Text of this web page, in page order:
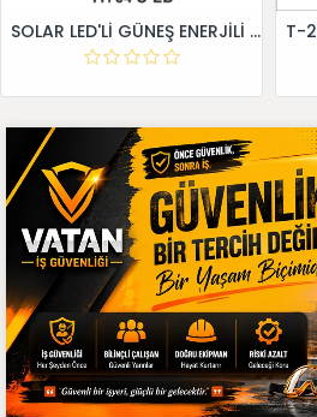
SOLAR LED'Lİ GÜNEŞ ENERJİLİ LEVHA